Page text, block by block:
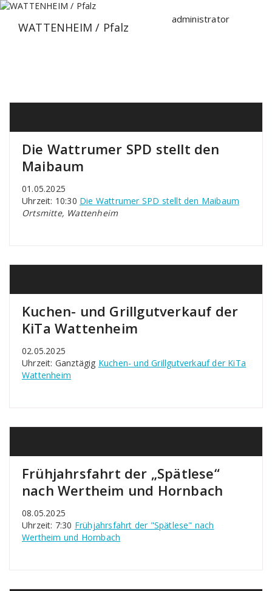
Zum
springenWATTENHEIM / Pfalz
administrator
Die Wattrumer SPD stellt den
Maibaum
01.05.2025
Uhrzeit: 10:30 Die Wattrumer SPD stellt den Maibaum
Ortsmitte, Wattenheim
Kuchen- und Grillgutverkauf der
KiTa Wattenheim
02.05.2025
Uhrzeit: Ganztägig Kuchen- und Grillgutverkauf der KiTa
Wattenheim
Frühjahrsfahrt der „Spätlese“
nach Wertheim und Hornbach
08.05.2025
Uhrzeit: 7:30 Frühjahrsfahrt der "Spätlese" nach
Wertheim und Hornbach